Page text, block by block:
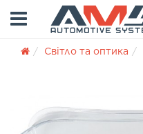
Світло та оптика